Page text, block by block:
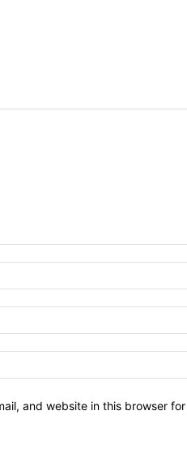
and website in this browser